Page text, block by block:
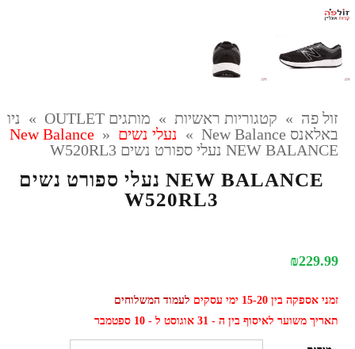
זול פה » קטגוריות ראשיות » מותגים OUTLET » ניו
באלאנס New Balance
» נעלי נשים New Balance »
NEW BALANCE נעלי ספורט נשים W520RL3
NEW BALANCE נעלי ספורט נשים
W520RL3
₪229.99
זמני אספקה בין 15-20 ימי עסקים
לעמוד המשלוחים
תאריך משוער לאיסוף בין ה - 31 אוגוסט ל - 10 ספטמבר